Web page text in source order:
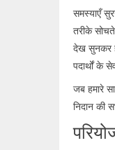
समस्याएँ
तरीके
देख सुनकर
पदार्थों के
जब हमारे
निदान की